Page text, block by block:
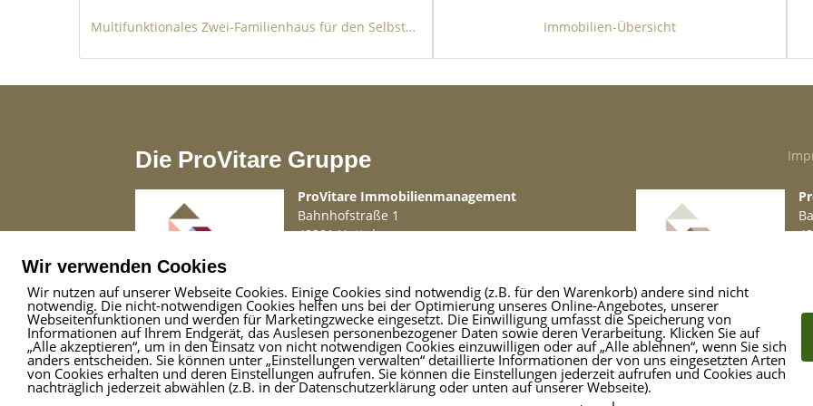
Objektbeschreibung
Herr Jens Schulz von FALC Immobilien bietet Ihnen 2 attraktive Immobilien zum Kauf
an.
im Jahr 1957 erbaut. Aktuell werden 3 Wohneinheiten als Ferienwohnungen vermietet.
Die anderen beiden Wohnungen werden selbst genutzt. Die Wohnungen verteilen sich
auf je 2 im Erdgeschoss und Obergeschoss und eine weitere ist im Dachgeschoss zu
Im Jahr 2005 wurde die große Scheune als Wohn- und Geschäftshaus umgebaute und
sanierte. In diesem Objekt befindet sich eine Gewerbeeinheit (Pizzeria) und je eine
Wohnung im 1. Ober- und im Dachgeschoss. Die Wohnung im Obergeschoss
bewohnen die Eigentümer selbst und die Dachgeschosswohnung wird als
Multifunktionales Zwei-Familienhaus für den Selbstnutzer oder Anleger Immobilien-Übersicht
Die ProVitare Gruppe
ProVitare Immobilienmanagement
Bahnhofstraße 1
48301 Nottuln
Wir verwenden Cookies
Wir nutzen auf unserer Webseite Cookies. Einige Cookies sind notwendig (z.B. für den Warenkorb) andere sind nicht
notwendig. Die nicht-notwendigen Cookies helfen uns bei der Optimierung unseres Online-Angebotes, unserer
Webseitenfunktionen und werden für Marketingzwecke eingesetzt. Die Einwilligung umfasst die Speicherung von
Informationen auf Ihrem Endgerät, das Auslesen personenbezogener Daten sowie deren Verarbeitung. Klicken Sie auf
„Alle akzeptieren“, um in den Einsatz von nicht notwendigen Cookies einzuwilligen oder auf „Alle ablehnen“, wenn Sie sich
anders entscheiden. Sie können unter „Einstellungen verwalten“ detaillierte Informationen der von uns eingesetzten Arten
von Cookies erhalten und deren Einstellungen aufrufen. Sie können die Einstellungen jederzeit aufrufen und Cookies auch
nachträglich jederzeit abwählen (z.B. in der Datenschutzerklärung oder unten auf unserer Webseite).